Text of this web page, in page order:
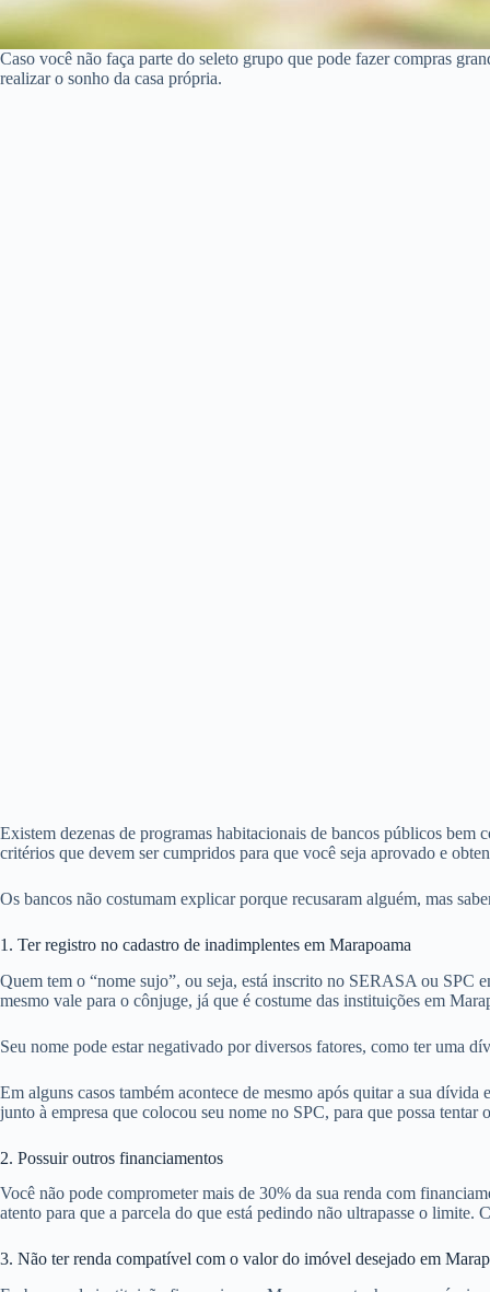
Caso você não faça parte do seleto grupo que pode fazer compras
realizar o sonho da casa própria.
Existem dezenas de programas habitacionais de bancos públicos
critérios que devem ser cumpridos para que você seja aprovado e
Os bancos não costumam explicar porque recusaram alguém, mas
1. Ter registro no cadastro de inadimplentes em Marapoama
Quem tem o “nome sujo”, ou seja, está inscrito no SERASA ou SPC
mesmo vale para o cônjuge, já que é costume das instituições em
Seu nome pode estar negativado por diversos fatores, como ter uma
Em alguns casos também acontece de mesmo após quitar a sua
junto à empresa que colocou seu nome no SPC, para que possa
2. Possuir outros financiamentos
Você não pode comprometer mais de 30% da sua renda com
atento para que a parcela do que está pedindo não ultrapasse o
3. Não ter renda compatível com o valor do imóvel desejado em